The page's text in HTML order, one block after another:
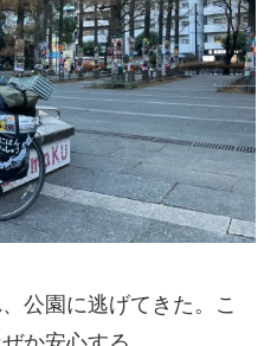
公園に逃げてきた。こ